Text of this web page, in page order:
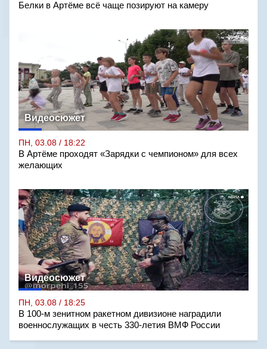
Белки в Артёме всё чаще позируют на камеру
Видеосюжет
ПН, 03.08 / 18:22
В Артёме проходят «Зарядки с чемпионом» для всех
желающих
Видеосюжет
ПН, 03.08 / 18:25
В 100-м зенитном ракетном дивизионе наградили
военнослужащих в честь 330-летия ВМФ России